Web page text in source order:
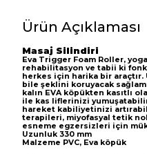
Ürün Açıklaması
Masaj Silindiri
Eva Trigger Foam Roller,
rehabilitasyon ve tabii ki
herkes için harika bir araçtır.
bile şeklini koruyacak
kalın EVA köpükten kasıtlı
ile kas liflerinizi
hareket kabiliyetinizi
terapileri, miyofasyal tetik
esneme egzersizleri için
Uzunluk 330 mm
Malzeme PVC, Eva köpük